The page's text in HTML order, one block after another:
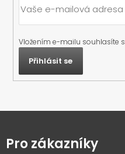
Vložením e-mailu souhlasíte s
Přihlásit se
pPro zákazníky